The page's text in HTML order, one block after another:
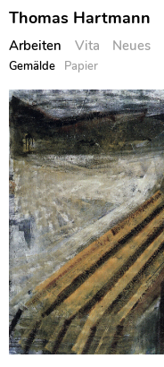
Skip
to
content
Thomas Hartmann
Arbeiten
Gemälde Papier
Vita Neues